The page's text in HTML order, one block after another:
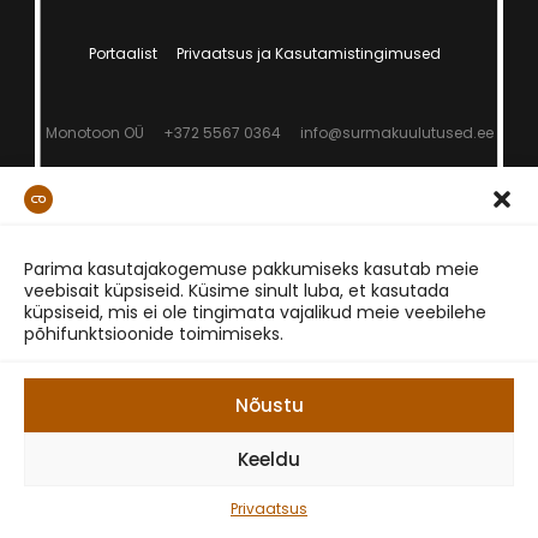
Parima kasutajakogemuse pakkumiseks kasutab meie
veebisait küpsiseid. Küsime sinult luba, et kasutada
küpsiseid, mis ei ole tingimata vajalikud meie veebilehe
põhifunktsioonide toimimiseks.
Nõustu
Keeldu
Privaatsus
Portaalist Privaatsus ja Kasutamistingimused
Monotoon OÜ +372 5567 0364 info@surmakuulutused.ee